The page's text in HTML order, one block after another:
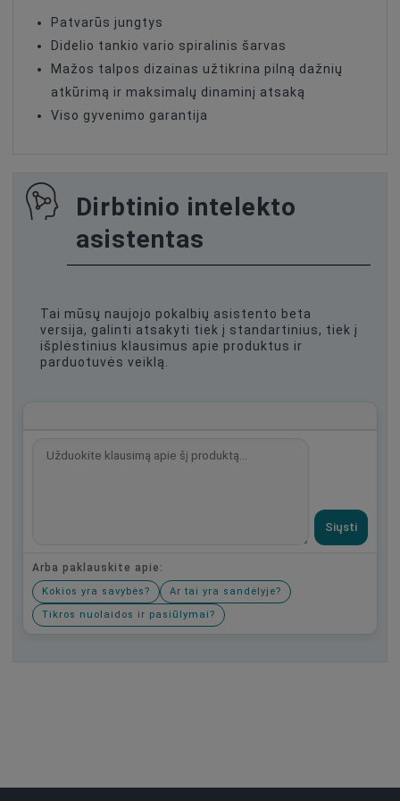
Patvarūs jungtys
Didelio tankio vario spiralinis šarvas
Mažos talpos dizainas užtikrina pilną dažnių
atkūrimą ir maksimalų dinaminį atsaką
Viso gyvenimo garantija
Dirbtinio intelekto
asistentas
Tai mūsų naujojo pokalbių asistento beta
versija, galinti atsakyti tiek į standartinius, tiek į
išplėstinius klausimus apie produktus ir
parduotuvės veiklą.
Siųsti
Arba paklauskite apie:
Kokios yra savybės?
Ar tai yra sandėlyje?
Tikros nuolaidos ir pasiūlymai?